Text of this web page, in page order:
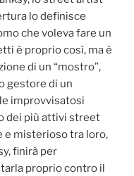
lo definisce
che voleva fare un
è proprio così, ma è
di un “mostro”,
gestore di un
improvvisatosi
dei più attivi street
e misterioso tra loro,
finirà per
proprio contro il